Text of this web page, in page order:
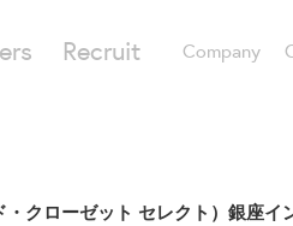
Company
Recruit
・クローゼット セレクト）銀座